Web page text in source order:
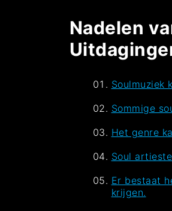
Nadelen
Soulmuziek
Sommige
Het genre
Soul
Er bestaat
krijgen.